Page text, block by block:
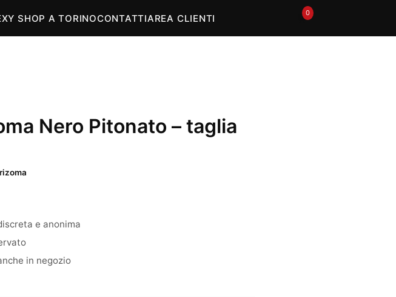
SHOP A TORINOCONTATTIAREA CLIENTI 🛒0
Nero Pitonato – taglia
e anonima
in negozio